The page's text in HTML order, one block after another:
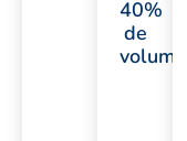
40%
de
volume)